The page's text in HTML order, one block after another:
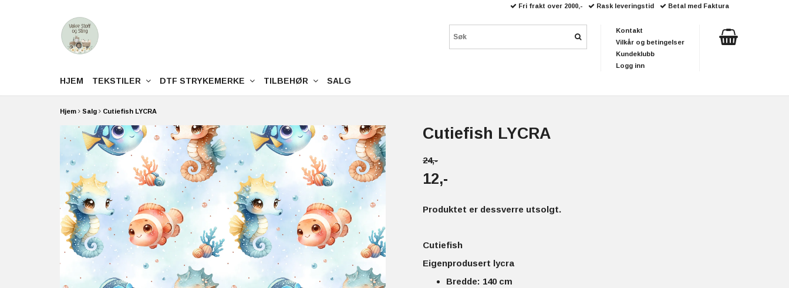
Hjem Salg Cutiefish LYCRA
Cutiefish LYCRA
24,-
12,-
Produktet er dessverre utsolgt.
Cutiefish
Eigenprodusert lycra
Bredde: 140 cm
Fri frakt over 2000,- Rask leveringstid Betal med Faktura
Kontakt
Vilkår og betingelser
Kundeklubb
Logg inn
HJEM TEKSTILER DTF STRYKEMERKE TILBEHØR SALG